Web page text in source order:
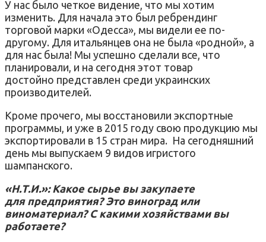
У нас было четкое видение, что мы хотим
изменить. Для начала это был ребрендинг
торговой марки «Одесса», мы видели ее по-
другому. Для итальянцев она не была «родной», а
для нас была! Мы успешно сделали все, что
планировали, и на сегодня этот товар
достойно представлен среди украинских
производителей.
Кроме прочего, мы восстановили экспортные
программы, и уже в 2015 году свою продукцию мы
экспортировали в 15 стран мира. На сегодняшний
день мы выпускаем 9 видов игристого
шампанского.
«Н.Т.И.»: Какое сырье вы закупаете
для предприятия? Это виноград или
виноматериал? С какими хозяйствами вы
работаете?